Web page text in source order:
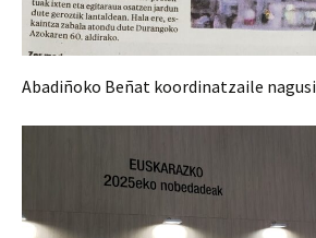
Abadiñoko Beñat koordinatzaile nagusi